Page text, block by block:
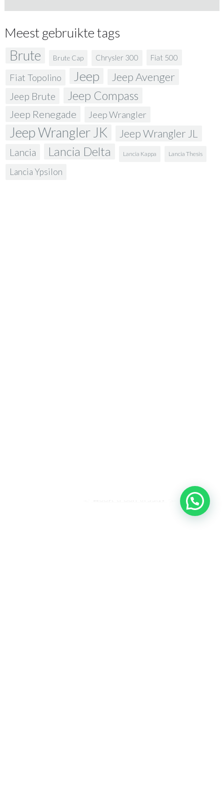
Meest gebruikte tags
Brute Brute Cap Chrysler 300 Fiat 500
Fiat Topolino Jeep Jeep Avenger
Jeep Brute Jeep Compass
Jeep Renegade Jeep Wrangler
Jeep Wrangler JK Jeep Wrangler JL
Lancia Lancia Delta Lancia Kappa Lancia Thesis
Lancia Ypsilon
Heeft u een vraag?